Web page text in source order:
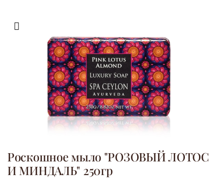
Роскошное мыло "РОЗОВЫЙ ЛОТОС
И МИНДАЛЬ" 250гр